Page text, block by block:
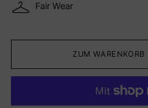
Fair Wear
ZUM WARENKORB